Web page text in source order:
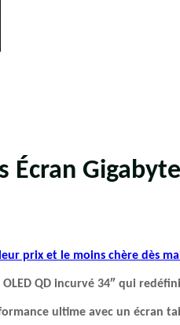
Écran
prix et le moins chère dès
QD incurvé 34″ qui
ultime avec un écran